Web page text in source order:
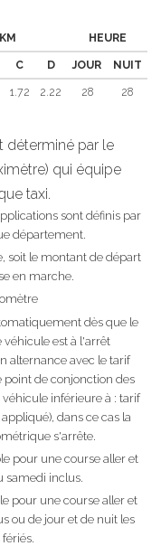
KM HEURE
C D JOUR NUIT
1.72 2.22 28 28
déterminé par le
qui équipe
taxi.
sont définis par
département.
soit le montant de départ
en marche.
dès que le
est à l'arrêt
alternance avec le tarif
point de conjonction des
inférieure à : tarif
dans ce cas la
s'arrête.
pour une course aller et
samedi inclus.
pour une course aller et
ou de jour et de nuit les